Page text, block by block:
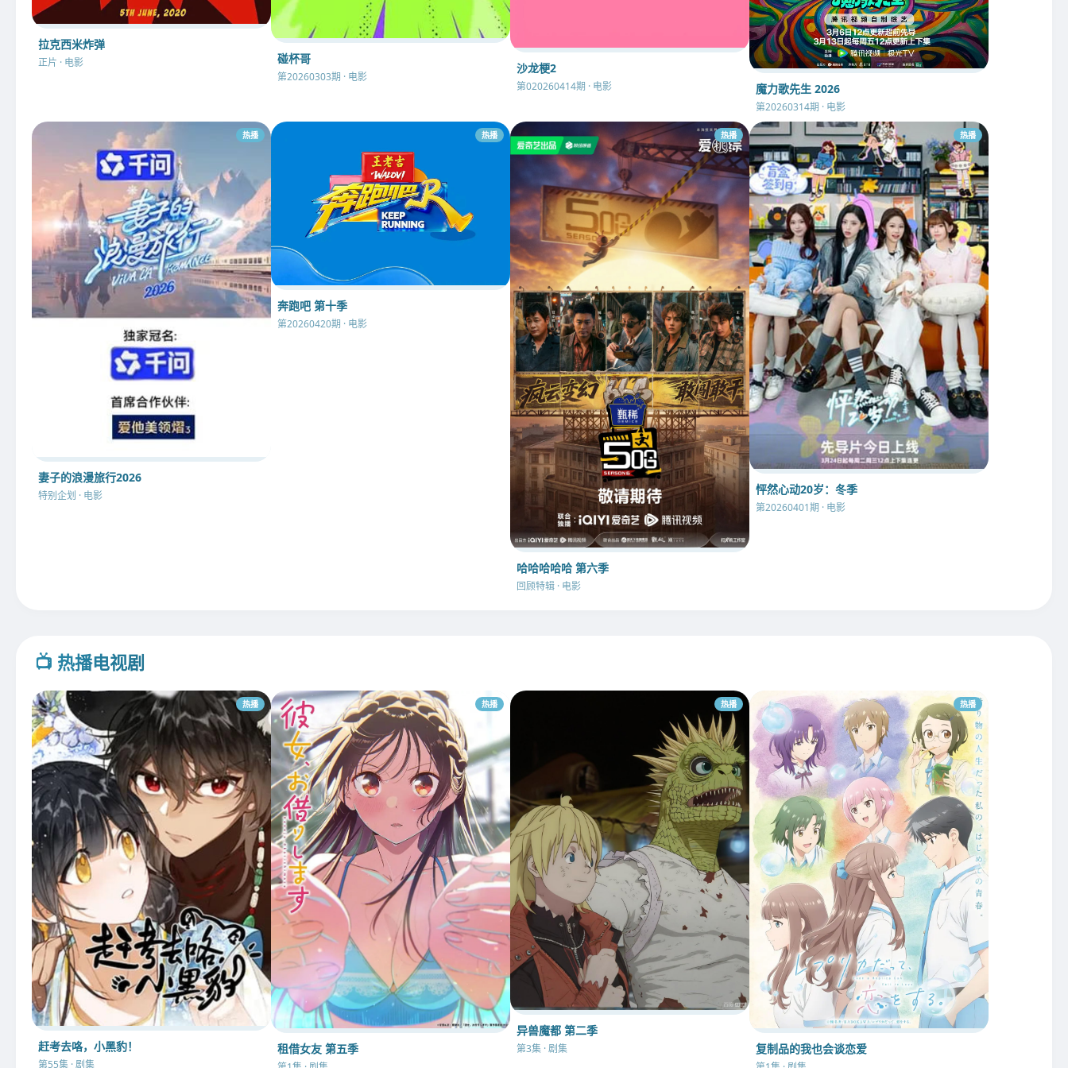
拉克西米炸弹
正片 · 电影 碰杯哥
第20260303期 · 电影
沙龙梗2
第020260414期 · 电影 魔力歌先生 2026
第20260314期 · 电影
热播
妻子的浪漫旅行2026
特别企划 · 电影
热播
奔跑吧 第十季
第20260420期 · 电影
热播
哈哈哈哈哈 第六季
回顾特辑 · 电影
热播
怦然心动20岁：冬季
第20260401期 · 电影
📺 热播电视剧
热播
赶考去咯，小黑豹！
第55集 · 剧集
热播
租借女友 第五季
热播
异兽魔都 第二季
第3集 · 剧集
热播
复制品的我也会谈恋爱